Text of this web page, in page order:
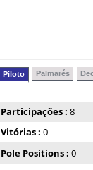
Piloto Palmarés
Participações : 8
Vitórias : 0
Pole Positions : 0